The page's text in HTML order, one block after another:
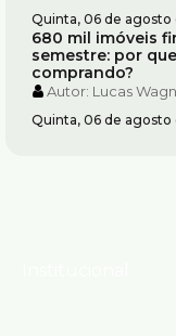
Quinta, 06 de agosto
680 mil imóveis
semestre: por
comprando?
Autor: Lucas
Quinta, 06 de agosto